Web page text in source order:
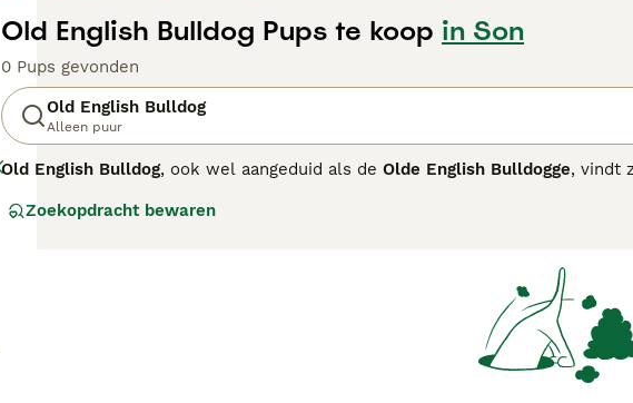
Old English Bulldog Pups te koop in Son
0 Pups gevonden
Old English Bulldog
Alleen puur
Old English Bulldog, ook wel aangeduid als de Olde English Bulldogge, vindt
De oorspronkelijke Old English Bulldog was moedig en vasthoudend van
en waakzaam, maar toch vriendelijk en geschikt als gezinshond. Met zijn
voor gezondheidsproblemen zoals ademhalingsmoeilijkheden die vaak bij
"old english bulldog pups te koop", "old english bulldog kopen" en "engelse
Deze woorden zijn vaak gebruikt door liefhebbers die op zoek zijn naar een
klassieke bulldog maar dan met betere gezondheid en levensvatbaarheid.
Zoekopdracht bewaren